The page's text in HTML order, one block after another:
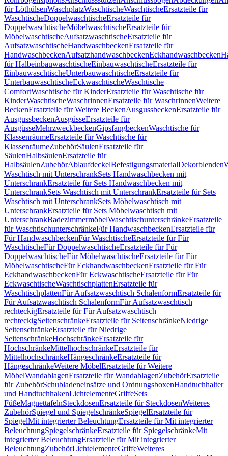
für LöthülsenWaschplatzWaschtischeWaschtischeErsatzteile für
WaschtischeDoppelwaschtischeErsatzteile für
DoppelwaschtischeMöbelwaschtischeErsatzteile für
MöbelwaschtischeAufsatzwaschtischeErsatzteile für
AufsatzwaschtischeHandwaschbeckenErsatzteile für
HandwaschbeckenAufsatzhandwaschbeckenEckhandwaschbecken
für HalbeinbauwaschtischeEinbauwaschtischeErsatzteile für
EinbauwaschtischeUnterbauwaschtischeErsatzteile für
UnterbauwaschtischeEckwaschtischeWaschtische
ComfortWaschtische für KinderErsatzteile für Waschtische für
KinderWaschtischeWaschrinnenErsatzteile für WaschrinnenWeitere
BeckenErsatzteile für Weitere BeckenAusgussbeckenErsatzteile für
AusgussbeckenAusgüsseErsatzteile für
AusgüsseMehrzweckbeckenGipsfangbeckenWaschtische für
KlassenräumeErsatzteile für Waschtische für
KlassenräumeZubehörSäulenErsatzteile für
SäulenHalbsäulenErsatzteile für
HalbsäulenZubehörAblaufdeckelBefestigungsmaterialDekorblenden
Waschtisch mit UnterschrankSets Handwaschbecken mit
UnterschrankErsatzteile für Sets Handwaschbecken mit
UnterschrankSets Waschtisch mit UnterschrankErsatzteile für Sets
Waschtisch mit UnterschrankSets Möbelwaschtisch mit
UnterschrankErsatzteile für Sets Möbelwaschtisch mit
UnterschrankBadezimmermöbelWaschtischunterschränkeErsatzteile
für WaschtischunterschränkeFür HandwaschbeckenErsatzteile für
Für HandwaschbeckenFür WaschtischeErsatzteile für Für
WaschtischeFür DoppelwaschtischeErsatzteile für Für
DoppelwaschtischeFür MöbelwaschtischeErsatzteile für Für
MöbelwaschtischeFür EckhandwaschbeckenErsatzteile für Für
EckhandwaschbeckenFür EckwaschtischeErsatzteile für Für
EckwaschtischeWaschtischplattenErsatzteile für
WaschtischplattenFür Aufsatzwaschtisch SchalenformErsatzteile für
Für Aufsatzwaschtisch SchalenformFür Aufsatzwaschtisch
rechteckigErsatzteile für Für Aufsatzwaschtisch
rechteckigSeitenschränkeErsatzteile für SeitenschränkeNiedrige
SeitenschränkeErsatzteile für Niedrige
SeitenschränkeHochschränkeErsatzteile für
HochschränkeMittelhochschränkeErsatzteile für
MittelhochschränkeHängeschränkeErsatzteile für
HängeschränkeWeitere MöbelErsatzteile für Weitere
MöbelWandablagenErsatzteile für WandablagenZubehörErsatzteile
für ZubehörSchubladeneinsätze und OrdnungsboxenHandtuchhalter
und HandtuchhakenLichtelementeGriffeSets
FüßeMagnettafelnSteckdosenErsatzteile für SteckdosenWeiteres
ZubehörSpiegel und SpiegelschränkeSpiegelErsatzteile für
SpiegelMit integrierter BeleuchtungErsatzteile für Mit integrierter
BeleuchtungSpiegelschränkeErsatzteile für SpiegelschränkeMit
integrierter BeleuchtungErsatzteile für Mit integrierter
BeleuchtungZubehörLichtelementeGriffeWeiteres